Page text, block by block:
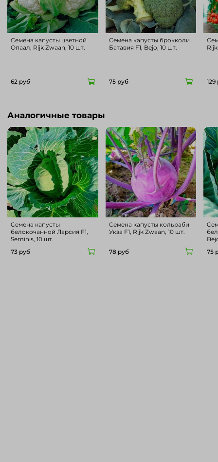
Cемена капусты цветной
Опаал, Rijk Zwaan, 10 шт.
62 руб
Cемена капусты брокколи
Батавия F1, Bejo, 10 шт.
75 руб 129
Аналогичные товары
Cемена капусты
белокочанной Ларсия F1,
Seminis, 10 шт.
73 руб
Cемена капусты кольраби
Укза F1, Rijk Zwaan, 10 шт.
78 руб
75